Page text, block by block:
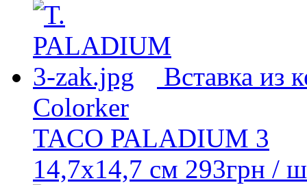
Вставка из
Colorker
TACO PALADIUM 3
14,7x14,7 см 293грн /